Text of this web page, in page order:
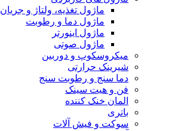
ماژول تغذیه، ولتاژ و جریان
ماژول دما و رطوبت
ماژول اینورتر
ماژول صوتی
میکروسکوپ و دوربین
شیرینک حرارتی
دما سنج و رطوبت سنج
فن و هیت سینک
المان خنک کننده
باتری
سوکت و فیش آلات